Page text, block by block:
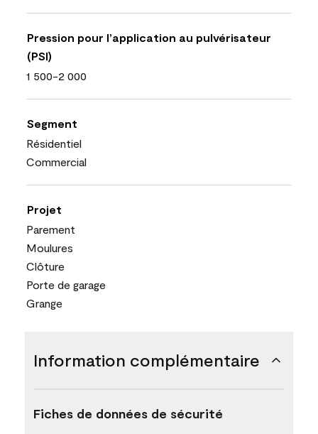
Pression pour l’application au pulvérisateur
(PSI)
1 500-2 000
Segment
Résidentiel
Commercial
Projet
Parement
Moulures
Clôture
Porte de garage
Grange
Information complémentaire
Fiches de données de sécurité